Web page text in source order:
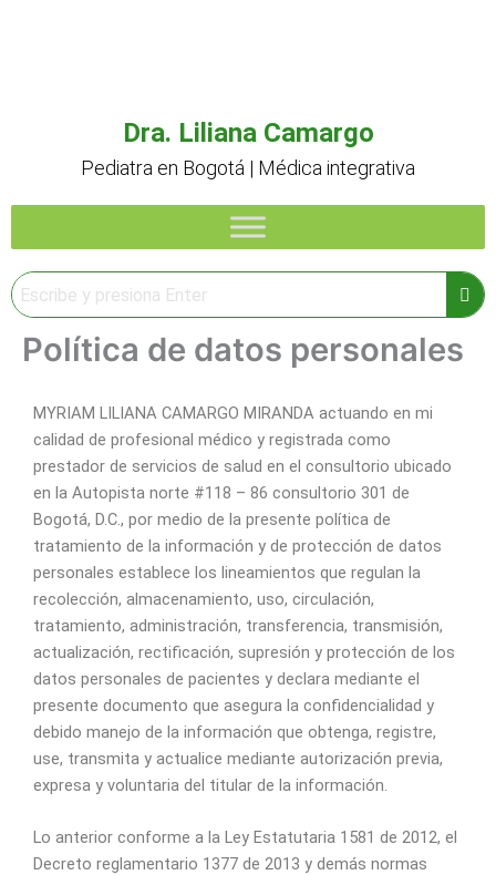
Dra. Liliana Camargo
Pediatra en Bogotá | Médica integrativa
Política de datos personales
MYRIAM LILIANA CAMARGO MIRANDA actuando en mi
calidad de profesional médico y registrada como
prestador de servicios de salud en el consultorio ubicado
en la Autopista norte #118 – 86 consultorio 301 de
Bogotá, D.C., por medio de la presente política de
tratamiento de la información y de protección de datos
personales establece los lineamientos que regulan la
recolección, almacenamiento, uso, circulación,
tratamiento, administración, transferencia, transmisión,
actualización, rectificación, supresión y protección de los
datos personales de pacientes y declara mediante el
presente documento que asegura la confidencialidad y
debido manejo de la información que obtenga, registre,
use, transmita y actualice mediante autorización previa,
expresa y voluntaria del titular de la información.
Lo anterior conforme a la Ley Estatutaria 1581 de 2012, el
Decreto reglamentario 1377 de 2013 y demás normas